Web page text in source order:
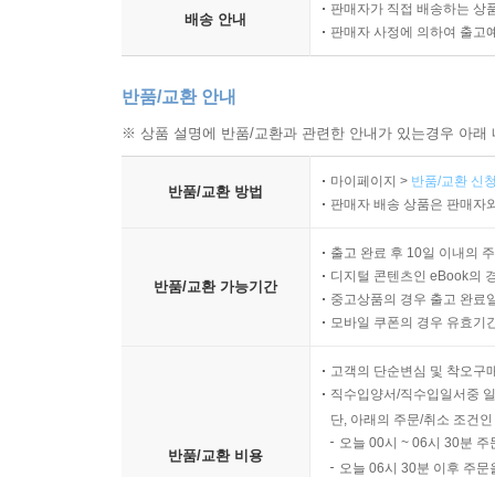
1) 커뮤니티 : 성장하는 사람들을 연결합니다.
꾸준히 기록하기 위해서는 같이 하는 사람들이 필
있습니다.
2) 프로그램 : 성장할 기회를 팝니다.
꾸준한 기록을 위해선 기록할 글감이 필요합니
꾸준한 성장과 재미있는 문구/ 기록 생활을 위한
1) 나만의 양식을 더 예쁘게 만들어 줄 ‘그리드 가이
내가 원하는 양식을 깔끔하고 편하게 그릴 때
배송 안내
판매자가 직접 배송하는 상
판매자 사정에 의하여 출고
반품/교환 안내
※ 상품 설명에 반품/교환과 관련한 안내가 있는경우 아
반품/교환 방법
마이페이지 > 반품/교환 신
판매자 배송 상품은 판매자
반품/교환 가능기간
출고 완료 후 10일 이내의
디지털 콘텐츠인 eBook의
중고상품의 경우 출고 완료
모바일 쿠폰의 경우 유효기
반품/교환 비용
고객의 단순변심 및 착오구
직수입양서/직수입일서중
단, 아래의 주문/취소 조건
오늘 00시 ~ 06시 30분
오늘 06시 30분 이후 주